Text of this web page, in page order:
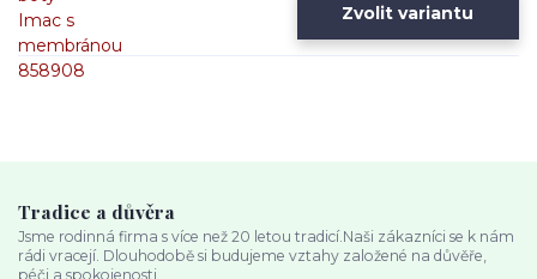
Zvolit variantu
Tradice a důvěra
Jsme rodinná firma s více než 20 letou tradicí.Naši zákazníci se k nám
rádi vracejí. Dlouhodobě si budujeme vztahy založené na důvěře,
péči a spokojenosti.